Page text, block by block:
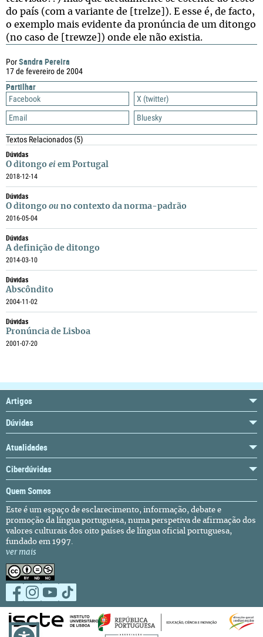
PorSandra Pereira
17 de fevereiro de 2004
Partilhar
Facebook
X (twitter)
Email
Bluesky
Textos Relacionados(5)
Dúvidas
O ditongo ei em Portugal
2018-12-14
Dúvidas
O ditongo ou no contexto da norma-padrão
2016-05-04
Dúvidas
A definição de ditongo
2014-03-10
Dúvidas
Abscôndito
2004-11-02
Dúvidas
Pronúncia de Lisboa
2001-07-20
do país (com a variante de [trelze]). E esse é, de facto,
o exemplo mais evidente da pronúncia de um ditongo
(no caso de [trewze]) onde ele não existia.
Artigos
Dúvidas
Atualidades
Ciberdúvidas
Quem Somos
Este é um espaço de esclarecimento, informação, debate e
promoção da língua portuguesa, numa perspetiva de afirmação dos
valores culturais dos oito países de língua oficial portuguesa,
fundado em 1997.
ver mais